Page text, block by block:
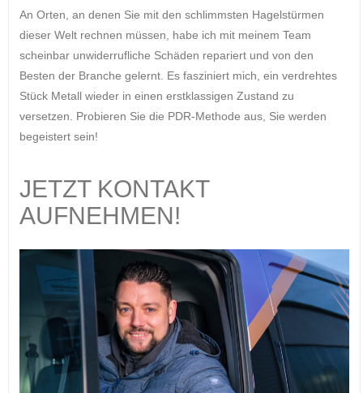
An Orten, an denen Sie mit den schlimmsten Hagelstürmen
dieser Welt rechnen müssen, habe ich mit meinem Team
scheinbar unwiderrufliche Schäden repariert und von den
Besten der Branche gelernt. Es fasziniert mich, ein verdrehtes
Stück Metall wieder in einen erstklassigen Zustand zu
versetzen. Probieren Sie die PDR-Methode aus, Sie werden
begeistert sein!
JETZT KONTAKT
AUFNEHMEN!